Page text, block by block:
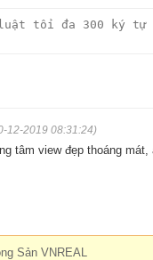
12-2019 08:31:24)
tâm view đẹp thoáng
Sản VNREAL